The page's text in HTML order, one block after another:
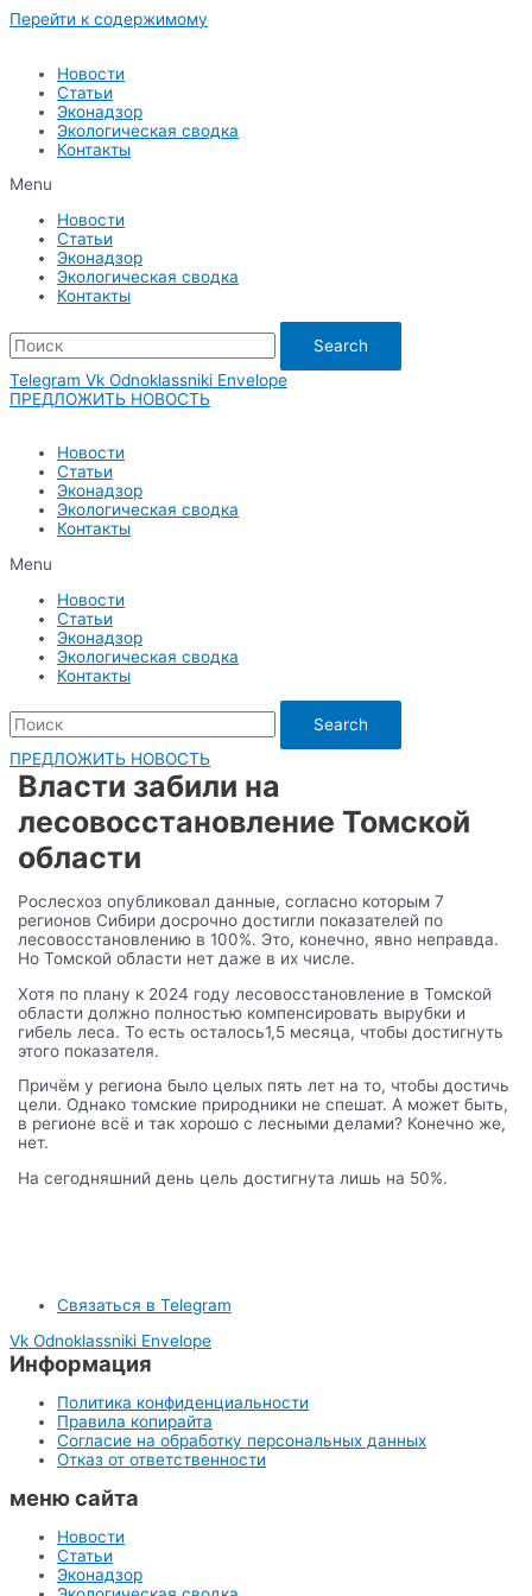
Перейти к содержимому
Новости
Статьи
Эконадзор
Экологическая сводка
Контакты
Menu
Новости
Статьи
Эконадзор
Экологическая сводка
Контакты
Search
Telegram Vk Odnoklassniki Envelope
ПРЕДЛОЖИТЬ НОВОСТЬ
Новости
Статьи
Эконадзор
Экологическая сводка
Контакты
Menu
Новости
Статьи
Эконадзор
Экологическая сводка
Контакты
Search
ПРЕДЛОЖИТЬ НОВОСТЬ
Власти забили на
лесовосстановление Томской
области
Рослесхоз опубликовал данные, согласно которым 7
регионов Сибири досрочно достигли показателей по
лесовосстановлению в 100%. Это, конечно, явно неправда.
Но Томской области нет даже в их числе.
Хотя по плану к 2024 году лесовосстановление в Томской
области должно полностью компенсировать вырубки и
гибель леса. То есть осталось1,5 месяца, чтобы достигнуть
этого показателя.
Причём у региона было целых пять лет на то, чтобы достичь
цели. Однако томские природники не спешат. А может быть,
в регионе всё и так хорошо с лесными делами? Конечно же,
нет.
На сегодняшний день цель достигнута лишь на 50%.
Связаться в Telegram
Vk Odnoklassniki Envelope
Информация
Политика конфиденциальности
Правила копирайта
Согласие на обработку персональных данных
Отказ от ответственности
меню сайта
Новости
Статьи
Эконадзор